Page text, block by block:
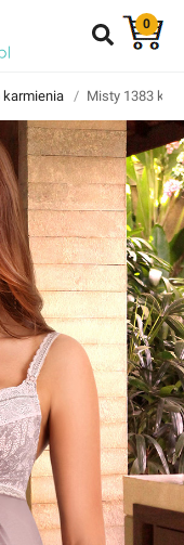
0
takich jak Ty!
karmienia Misty 1383